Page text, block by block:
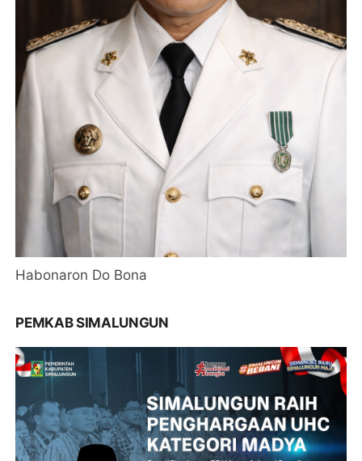
Habonaron Do Bona
PEMKAB SIMALUNGUN